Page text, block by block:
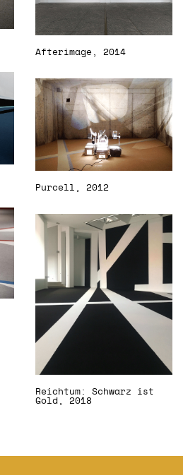
Afterimage, 2014
Purcell, 2012
Reichtum: Schwarz ist
Gold, 2018